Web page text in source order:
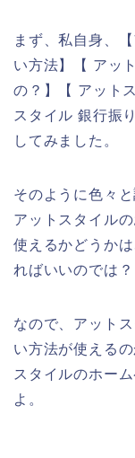
まず、私自身、
い方法】【 アッ
の？】【 アット
スタイル 銀行振
してみました。
そのように色々
アットスタイル
使えるかどうか
ればいいのでは
なので、アット
い方法が使える
スタイルのホー
よ。